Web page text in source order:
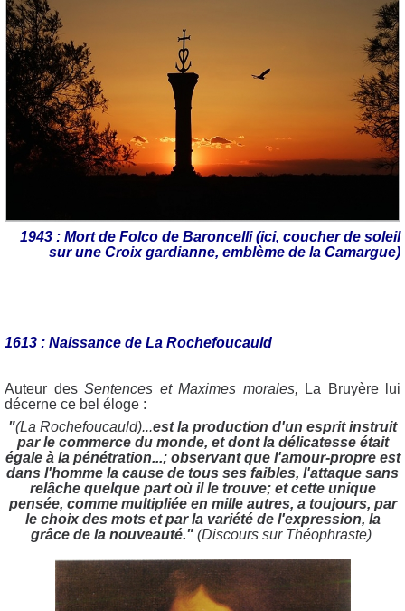
1943 : Mort de Folco de Baroncelli (ici, coucher de soleil
sur une Croix gardianne, emblème de la Camargue)
1613 : Naissance de La Rochefoucauld
Auteur des Sentences et Maximes morales,
La Bruyère lui
décerne ce bel éloge :
"(La Rochefoucauld)...est la production d'un esprit instruit
par le commerce du monde, et dont la délicatesse était
égale à la pénétration...; observant que l'amour-propre est
dans l'homme la cause de tous ses faibles, l'attaque sans
relâche quelque part où il le trouve; et cette unique
pensée, comme multipliée en mille autres, a toujours, par
le choix des mots et par la variété de l'expression, la
grâce de la nouveauté."(Discours sur Théophraste)